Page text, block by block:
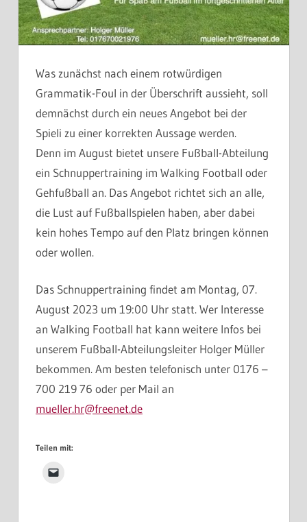
Was zunächst nach einem rotwürdigen
Grammatik-Foul in der Überschrift aussieht, soll
demnächst durch ein neues Angebot bei der
Spieli zu einer korrekten Aussage werden.
Denn im August bietet unsere Fußball-Abteilung
ein Schnuppertraining im Walking Football oder
Gehfußball an. Das Angebot richtet sich an alle,
die Lust auf Fußballspielen haben, aber dabei
kein hohes Tempo auf den Platz bringen können
oder wollen.
Das Schnuppertraining findet am Montag, 07.
August 2023 um 19:00 Uhr statt. Wer Interesse
an Walking Football hat kann weitere Infos bei
unserem Fußball-Abteilungsleiter Holger Müller
bekommen. Am besten telefonisch unter 0176 –
700 219 76 oder per Mail an
mueller.hr@freenet.de
Teilen mit: